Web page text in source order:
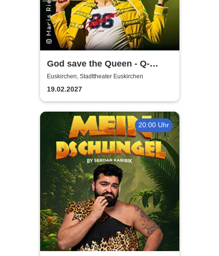
God save the Queen - Q-
Revival Band
Euskirchen, Stadttheater Euskirchen
19.02.2027
20:00 Uhr